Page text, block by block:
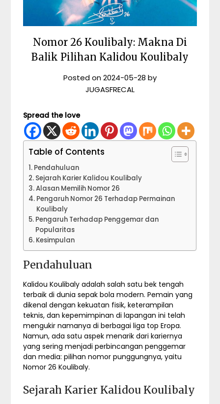
Nomor 26 Koulibaly: Makna Di
Balik Pilihan Kalidou Koulibaly
Posted on2024-05-28 by
JUGASFRECAL
Spread the love
Table of Contents
Pendahuluan
Sejarah Karier Kalidou Koulibaly
Alasan Memilih Nomor 26
Pengaruh Nomor 26 Terhadap Permainan
Koulibaly
Pengaruh Terhadap Penggemar dan
Popularitas
Kesimpulan
Pendahuluan
Kalidou Koulibaly adalah salah satu bek tengah
terbaik di dunia sepak bola modern. Pemain yang
dikenal dengan kekuatan fisik, keterampilan
teknis, dan kepemimpinan di lapangan ini telah
mengukir namanya di berbagai liga top Eropa.
Namun, ada satu aspek menarik dari kariernya
yang sering menjadi perbincangan penggemar
dan media: pilihan nomor punggungnya, yaitu
Nomor 26 Koulibaly.
Sejarah Karier Kalidou Koulibaly